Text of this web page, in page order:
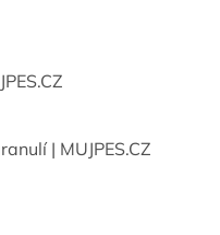
| MUJPES.CZ